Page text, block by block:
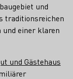
und
traditionsreichen
und einer klaren
und Gästehaus